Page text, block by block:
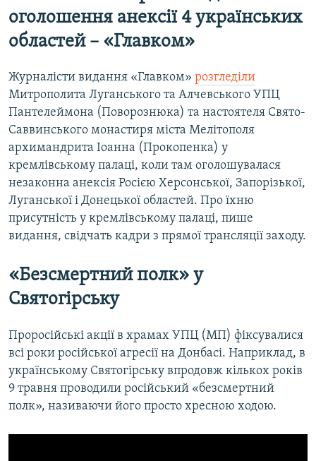
оголошення анексії 4 українських
областей – «Главком»
Журналісти видання «Главком» розгледіли
Митрополита Луганського та Алчевського УПЦ
Пантелеймона (Поворознюка) та настоятеля Свято-
Саввинського монастиря міста Мелітополя
архимандрита Іоанна (Прокопенка) у
кремлівському палаці, коли там оголошувалася
незаконна анексія Росією Херсонської, Запорізької,
Луганської і Донецької областей. Про їхню
присутність у кремлівському палаці, пише
видання, свідчать кадри з прямої трансляції заходу.
«Безсмертний полк» у
Святогірську
Проросійські акції в храмах УПЦ (МП) фіксувалися
всі роки російської агресії на Донбасі. Наприклад, в
українському Святогірську впродовж кількох років
9 травня проводили російський «безсмертний
полк», називаючи його просто хресною ходою.